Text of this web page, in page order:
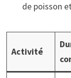
de poisson
Activité